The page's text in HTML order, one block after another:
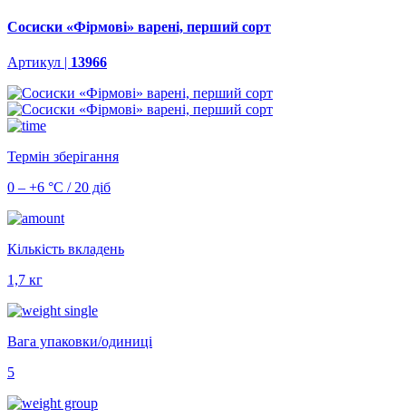
Сосиски «Фірмові» варені, перший сорт
Артикул | 13966
Термін зберігання
0 – +6 °С / 20 діб
Кількість вкладень
1,7 кг
Вага упаковки/одиниці
5